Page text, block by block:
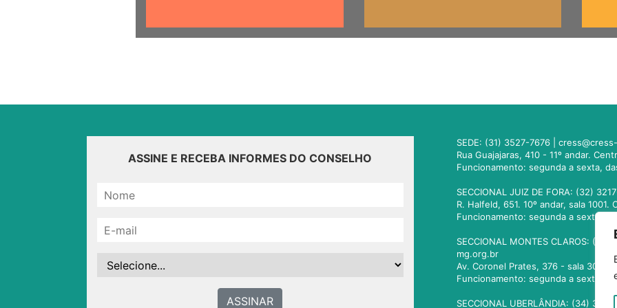
ASSINE E RECEBA INFORMES DO CONSELHO
ASSINAR
SEDE: (31) 3527-7676 |
Rua Guajajaras, 410 - 11º andar.
Funcionamento: segunda a sexta,
SECCIONAL JUIZ DE FORA: (32)
R. Halfeld, 651. 10º andar, sala
Funcionamento: segunda a sexta,
SECCIONAL MONTES CLAROS:
mg.org.br
Av. Coronel Prates, 376 - sala 301.
Funcionamento: segunda a sexta,
SECCIONAL UBERLÂNDIA: (34)